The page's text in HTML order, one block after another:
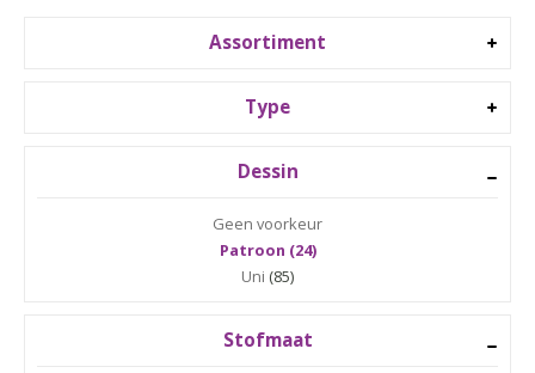
Assortiment
Type
Dessin
Geen voorkeur
Patroon (24)
Uni (85)
Stofmaat